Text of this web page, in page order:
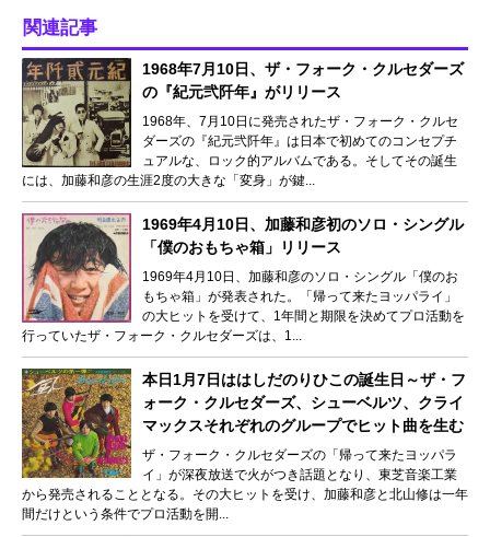
関連記事
1968年7月10日、ザ・フォーク・クルセダーズ
の『紀元弐阡年』がリリース
1968年、7月10日に発売されたザ・フォーク・クルセ
ダーズの『紀元弐阡年』は日本で初めてのコンセプチ
ュアルな、ロック的アルバムである。そしてその誕生
には、加藤和彦の生涯2度の大きな「変身」が鍵...
1969年4月10日、加藤和彦初のソロ・シングル
「僕のおもちゃ箱」リリース
1969年4月10日、加藤和彦のソロ・シングル「僕のお
もちゃ箱」が発表された。「帰って来たヨッパライ」
の大ヒットを受けて、1年間と期限を決めてプロ活動を
行っていたザ・フォーク・クルセダーズは、1...
本日1月7日ははしだのりひこの誕生日～ザ・フ
ォーク・クルセダーズ、シューベルツ、クライ
マックスそれぞれのグループでヒット曲を生む
ザ・フォーク・クルセダーズの「帰って来たヨッパラ
イ」が深夜放送で火がつき話題となり、東芝音楽工業
から発売されることとなる。その大ヒットを受け、加藤和彦と北山修は一年
間だけという条件でプロ活動を開...